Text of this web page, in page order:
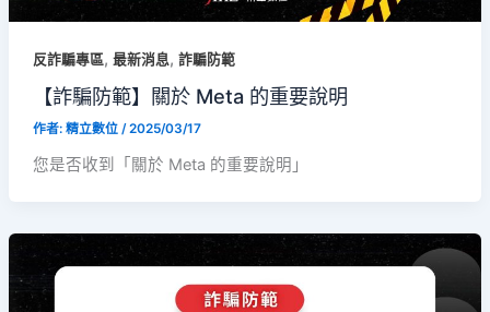
反詐騙專區, 最新消息, 詐騙防範
【詐騙防範】關於 Meta 的重要說明
作者: 精立數位 /2025/03/17
您是否收到「關於 Meta 的重要說明」